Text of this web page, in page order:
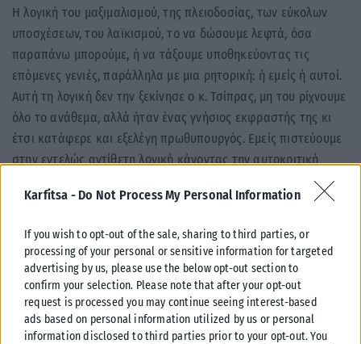
Karfitsa - Do Not Process My Personal Information
If you wish to opt-out of the sale, sharing to third parties, or
processing of your personal or sensitive information for targeted
advertising by us, please use the below opt-out section to
confirm your selection. Please note that after your opt-out
request is processed you may continue seeing interest-based
ads based on personal information utilized by us or personal
information disclosed to third parties prior to your opt-out. You
Η λογική του μαξιμαλισμού, της πλειοδοσίας, των εύκολων
υποσχέσεων, του λαϊκισμού, το να δώσουμε λεφτά, όσα
παραπάνω μπορούμε, ή να τάξουμε υποθηκεύοντας τις
επόμενες γενιές, παράλληλα με μια ρητορική: ή εμείς ή αυτοί.
Αυτή τη λογική δεν την ξεκίνησε ο κ. Τσίπρας, μη του ρίχνουμε
όλο το ανάθεμα, αλλά ήταν ένας γνήσιος εκφραστής της κι
έτσι κατάφερε και εξελέγη πρωθυπουργός. Εμείς πιστεύουμε
στην εντελώς αντίθετη λογική κάνοντας την αυτοκριτική
μας» ανέφερε ο υφυπουργός παρά τω πρωθυπουργώ και
κυβερνητικός εκπρόσωπος Παύλος Μαρινάκης για το
Τσίπρα.
Παύλος Μαρινάκης